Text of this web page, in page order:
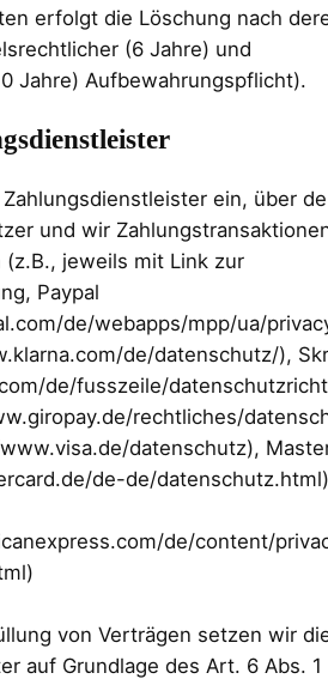
erfolgt die Löschung nach
(6 Jahre) und
Jahre) Aufbewahrungspflicht).
ein, über
und wir
jeweils mit Link zur
Paypal
de/webapps/mpp/ua/
de/datenschutz/),
de/fusszeile/
rechtliches/
datenschutz),
de-de/
de/content/
von Verträgen setzen wir
auf Grundlage des Art. 6 Abs.